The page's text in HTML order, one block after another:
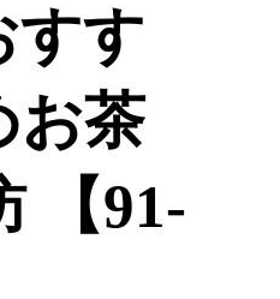
すす
お茶
【91-